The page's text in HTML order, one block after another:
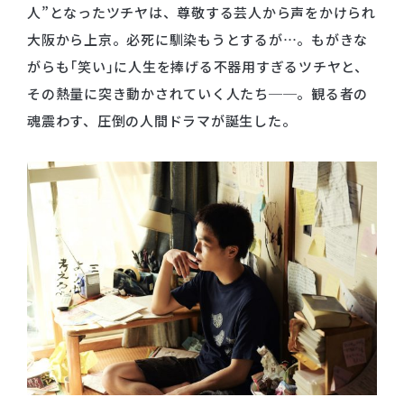
⼈”となったツチヤは、尊敬する芸⼈から声をかけられ
⼤阪から上京。必死に馴染もうとするが…。もがきな
がらも「笑い」に⼈⽣を捧げる不器⽤すぎるツチヤと、
その熱量に突き動かされていく⼈たち──。観る者の
魂震わす、圧倒の⼈間ドラマが誕⽣した。